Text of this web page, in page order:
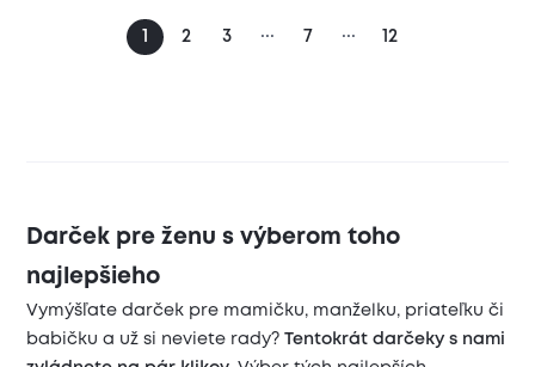
1 2 3 ... 7 ... 12
Darček pre ženu s výberom toho
najlepšieho
Vymýšľate darček pre mamičku, manželku, priateľku či
babičku a už si neviete rady?Tentokrát darčeky s nami